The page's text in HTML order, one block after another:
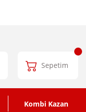
Sepetim
Kombi Kazan